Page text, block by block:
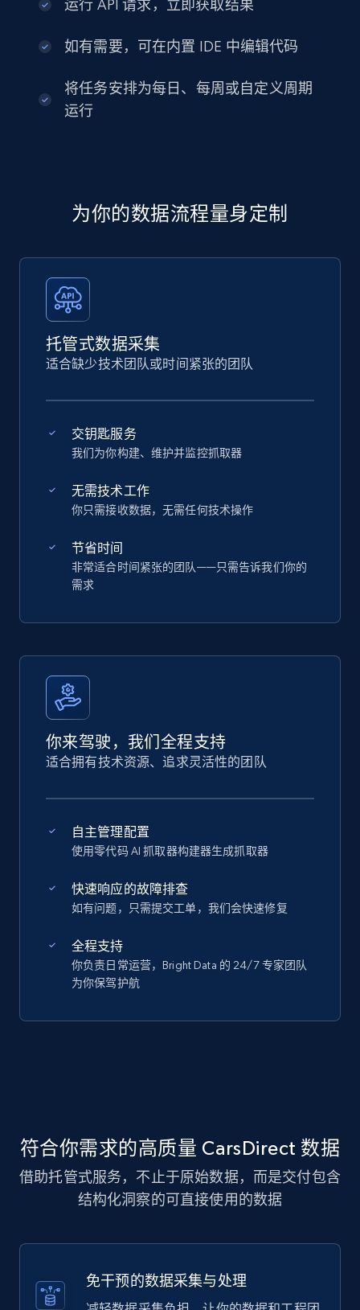
运行 API 请求，立即获取结果
如有需要，可在内置 IDE 中编辑代码
将任务安排为每日、每周或自定义周期
运行
为你的数据流程量身定制
托管式数据采集
适合缺少技术团队或时间紧张的团队
交钥匙服务
我们为你构建、维护并监控抓取器
无需技术工作
你只需接收数据，无需任何技术操作
节省时间
非常适合时间紧张的团队——只需告诉我们你的
需求
你来驾驶，我们全程支持
适合拥有技术资源、追求灵活性的团队
自主管理配置
使用零代码 AI 抓取器构建器生成抓取器
快速响应的故障排查
如有问题，只需提交工单，我们会快速修复
全程支持
你负责日常运营，Bright Data 的 24/7 专家团队
为你保驾护航
符合你需求的高质量 CarsDirect 数据
借助托管式服务，不止于原始数据，而是交付包含
结构化洞察的可直接使用的数据
免干预的数据采集与处理